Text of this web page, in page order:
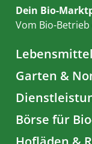
Dein Bio-
Vom Bio-
Garten &
Börse für